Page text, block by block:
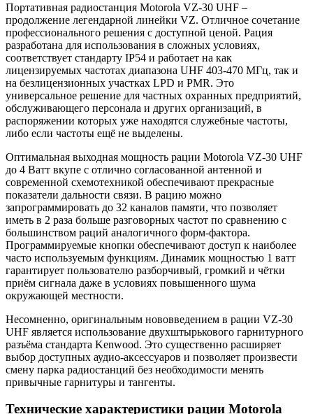
Портативная радиостанция Motorola VZ-30 UHF –
продолжение легендарной линейки VZ. Отличное сочетание
профессионального решения с доступной ценой. Рация
разработана для использования в сложных условиях,
соответствует стандарту IP54 и работает на как
лицензируемых частотах диапазона UHF 403-470 МГц, так и
на безлицензионных участках LPD и PMR. Это
универсальное решение для частных охранных предприятий,
обслуживающего персонала и других организаций, в
распоряжении которых уже находятся служебные частоты,
либо если частоты ещё не выделены.
Оптимальная выходная мощность рации Motorola VZ-30 UHF
до 4 Ватт вкупе с отлично согласованной антенной и
современной схемотехникой обеспечивают прекрасные
показатели дальности связи. В рацию можно
запрограммировать до 32 каналов памяти, что позволяет
иметь в 2 раза больше разговорных частот по сравнению с
большинством раций аналогичного форм-фактора.
Программируемые кнопки обеспечивают доступ к наиболее
часто используемым функциям. Динамик мощностью 1 ватт
гарантирует пользователю разборчивый, громкий и чётки
приём сигнала даже в условиях повышенного шума
окружающей местности.
Несомненно, оригинальным нововведением в рации VZ-30
UHF является использование двухштырькового гарнитурного
разъёма стандарта Kenwood. Это существенно расширяет
выбор доступных аудио-аксессуаров и позволяет произвести
смену парка радиостанций без необходимости менять
привычные гарнитуры и тангенты.
Технические характеристики рации Motorola